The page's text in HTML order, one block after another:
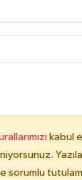
kabul
sorumlu